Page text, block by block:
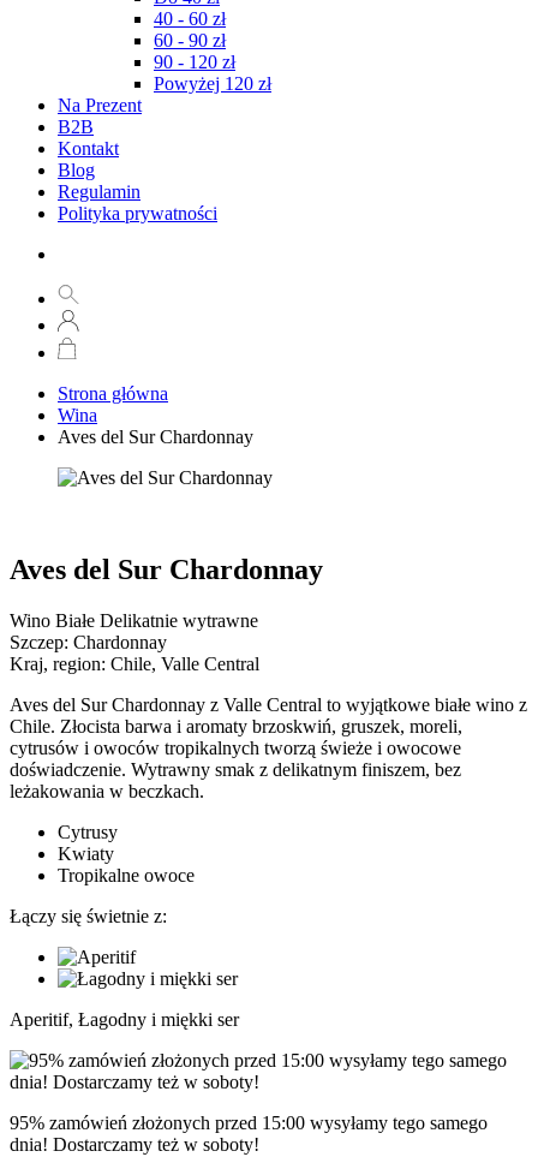
40 - 60 zł
60 - 90 zł
90 - 120 zł
Powyżej 120 zł
Na Prezent
B2B
Kontakt
Blog
Regulamin
Polityka prywatności
Strona główna
Wina
Aves del Sur Chardonnay
Aves del Sur Chardonnay
Wino Białe Delikatnie wytrawne
Szczep: Chardonnay
Kraj, region: Chile, Valle Central
Aves del Sur Chardonnay z Valle Central to wyjątkowe białe wino z
Chile. Złocista barwa i aromaty brzoskwiń, gruszek, moreli,
cytrusów i owoców tropikalnych tworzą świeże i owocowe
doświadczenie. Wytrawny smak z delikatnym finiszem, bez
leżakowania w beczkach.
Cytrusy
Kwiaty
Tropikalne owoce
Łączy się świetnie z:
Aperitif, Łagodny i miękki ser
95% zamówień złożonych przed 15:00 wysyłamy tego samego
dnia! Dostarczamy też w soboty!